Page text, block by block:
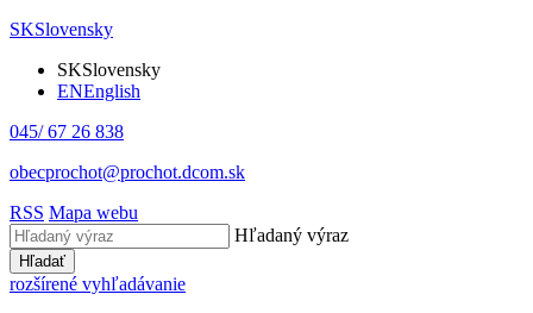
SKSlovensky
SKSlovensky
ENEnglish
045/ 67 26 838
obecprochot@prochot.dcom.sk
RSS Mapa webu
Hľadaný výraz
Hľadať
rozšírené vyhľadávanie